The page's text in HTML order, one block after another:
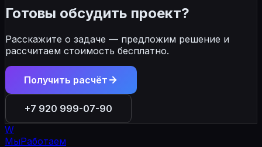
Да. Новые сайты нуждаются в грамотном старте:
правильная структура, технический аудит и
быстрого роста.
Готовы обсудить проект?
Расскажите о задаче — предложим решение и
рассчитаем стоимость бесплатно.
Получить расчёт
+7 920 999-07-90
W
МыРаботаем